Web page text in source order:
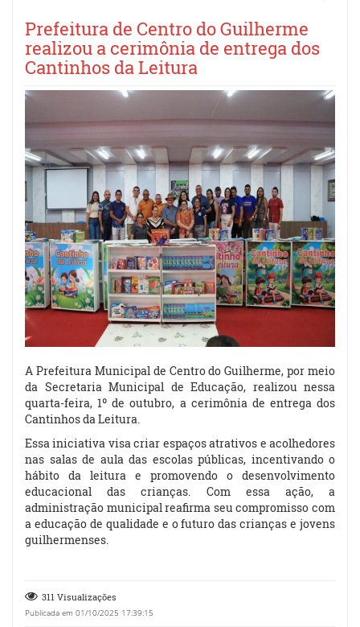
Prefeitura de Centro do Guilherme
realizou a cerimônia de entrega dos
Cantinhos da Leitura
A Prefeitura Municipal de Centro do Guilherme, por meio
da Secretaria Municipal de Educação, realizou nessa
quarta-feira, 1º de outubro, a cerimônia de entrega dos
Cantinhos da Leitura.
Essa iniciativa visa criar espaços atrativos e acolhedores
nas salas de aula das escolas públicas, incentivando o
hábito da leitura e promovendo o desenvolvimento
educacional das crianças. Com essa ação, a
administração municipal reafirma seu compromisso com
a educação de qualidade e o futuro das crianças e jovens
guilhermenses.
311 Visualizações
Publicada em 01/10/2025 17:39:15